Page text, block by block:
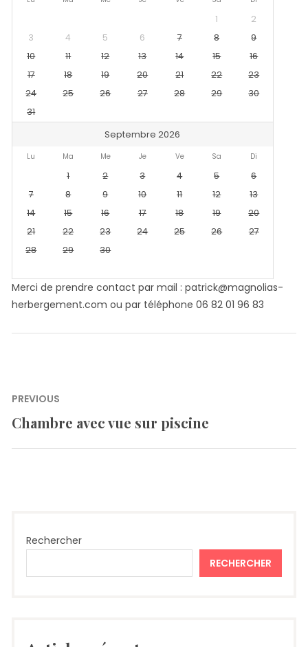
1
2
3
4 5 6 7 8
9
10
11 12 13 14 15
16
17
18 19 20 21 22
23
24
25 26 27 28 29
30
31
Septembre 2026
Lu Ma Me Je Ve Sa Di
1 2 3 4 5
6
7
8 9 10 11 12
13
14
15 16 17 18 19
20
21
22 23 24 25 26
27
28
29 30
Merci de prendre contact par mail : patrick@magnolias-
herbergement.com ou par téléphone 06 82 01 96 83
Navigation
de
PREVIOUS
Previous
Chambre avec vue sur piscine
Rechercher
RECHERCHER